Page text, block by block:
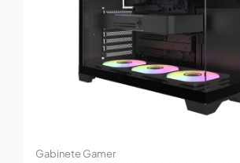
Gabinete Gamer